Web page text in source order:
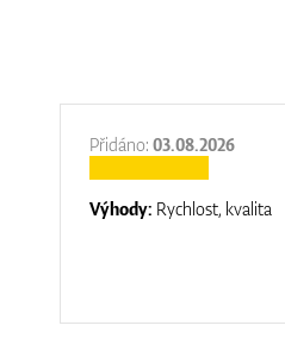
Přidáno:03.08.2026
Výhody: Rychlost, kvalita